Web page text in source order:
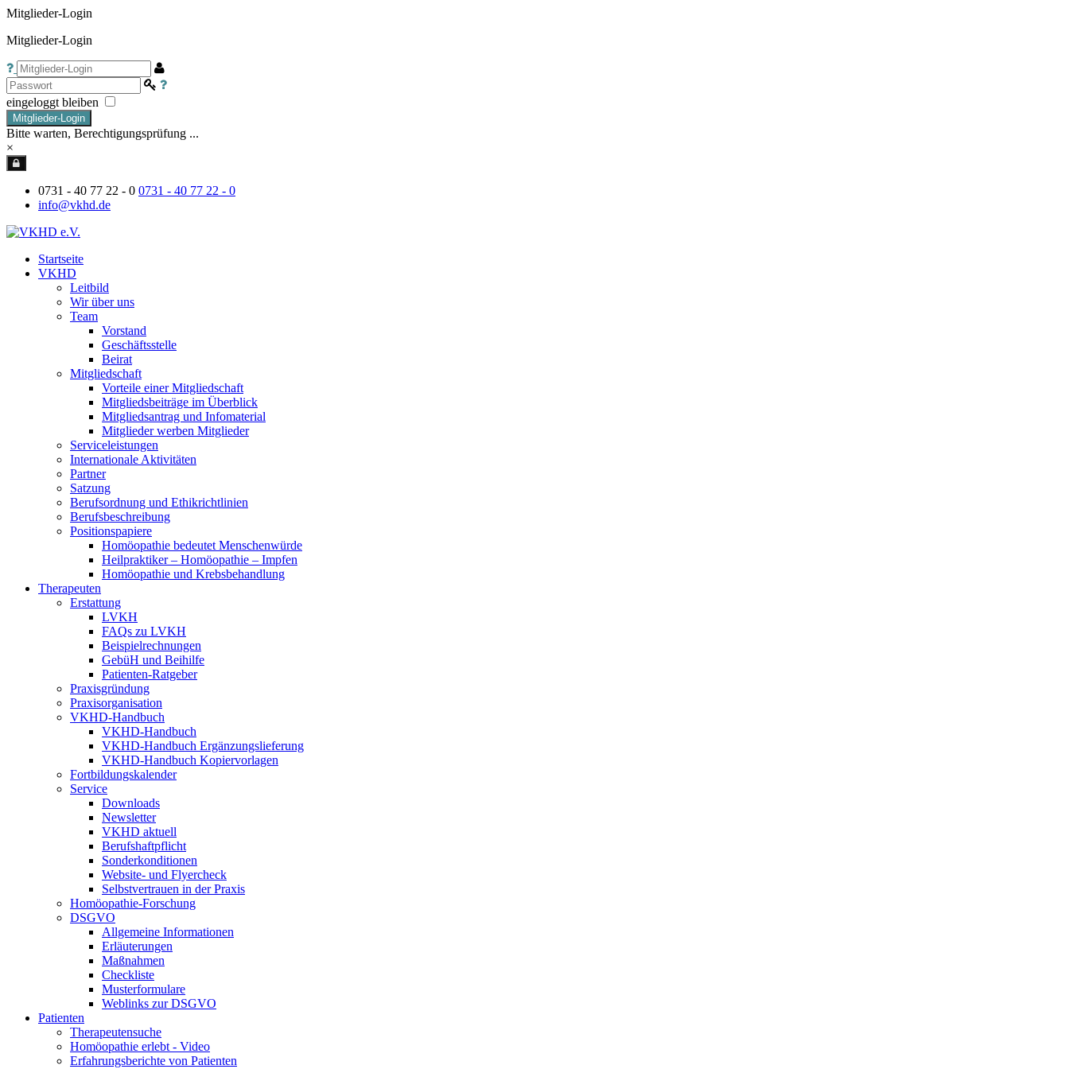
Mitglieder-Login
Mitglieder-Login
eingeloggt bleiben
Mitglieder-Login
Bitte warten, Berechtigungsprüfung ...
×
0731 - 40 77 22 - 0 0731 - 40 77 22 - 0
info@vkhd.de
Startseite
VKHD
Leitbild
Wir über uns
Team
Vorstand
Geschäftsstelle
Beirat
Mitgliedschaft
Vorteile einer Mitgliedschaft
Mitgliedsbeiträge im Überblick
Mitgliedsantrag und Infomaterial
Mitglieder werben Mitglieder
Serviceleistungen
Internationale Aktivitäten
Partner
Satzung
Berufsordnung und Ethikrichtlinien
Berufsbeschreibung
Positionspapiere
Homöopathie bedeutet Menschenwürde
Heilpraktiker – Homöopathie – Impfen
Homöopathie und Krebsbehandlung
Therapeuten
Erstattung
LVKH
FAQs zu LVKH
Beispielrechnungen
GebüH und Beihilfe
Patienten-Ratgeber
Praxisgründung
Praxisorganisation
VKHD-Handbuch
VKHD-Handbuch
VKHD-Handbuch Ergänzungslieferung
VKHD-Handbuch Kopiervorlagen
Fortbildungskalender
Service
Downloads
Newsletter
VKHD aktuell
Berufshaftpflicht
Sonderkonditionen
Website- und Flyercheck
Selbstvertrauen in der Praxis
Homöopathie-Forschung
DSGVO
Allgemeine Informationen
Erläuterungen
Maßnahmen
Checkliste
Musterformulare
Weblinks zur DSGVO
Patienten
Therapeutensuche
Homöopathie erlebt - Video
Erfahrungsberichte von Patienten